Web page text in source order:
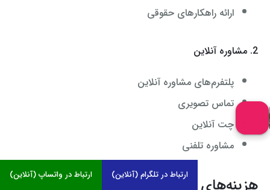
ارائه راهکارهای حقوقی
2. مشاوره آنلاین
پلتفرم‌های مشاوره آنلاین
تماس تصویری
چت آنلاین
مشاوره تلفنی
ارتباط در واتساپ (آنلاین) ارتباط در تلگرام (آنلاین)